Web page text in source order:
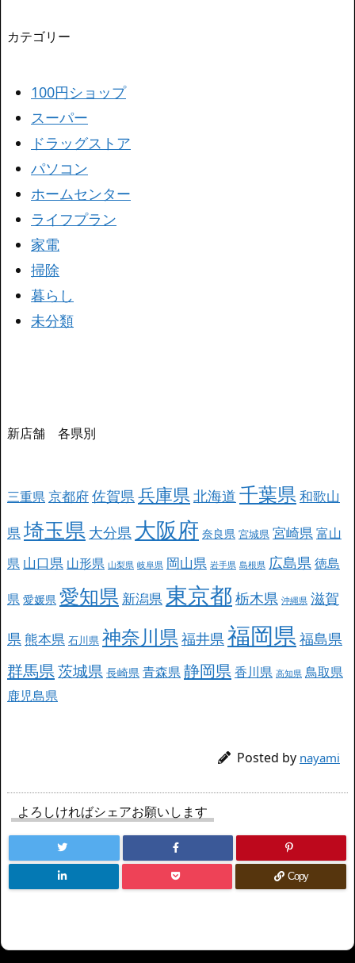
カテゴリー
100円ショップ
スーパー
ドラッグストア
パソコン
ホームセンター
ライフプラン
家電
掃除
暮らし
未分類
新店舗 各県別
三重県京都府佐賀県 兵庫県北海道 千葉県 和歌山
県 埼玉県 大分県 大阪府 奈良県 宮城県 宮崎県 富山
県 山口県 山形県 山梨県 岐阜県 岡山県 岩手県 島根県 広島県 徳島
県 愛媛県 愛知県 新潟県 東京都 栃木県 沖縄県 滋賀
県 熊本県 石川県 神奈川県 福井県 福岡県福島県
群馬県茨城県 長崎県 青森県静岡県 香川県 高知県 鳥取県
鹿児島県
Posted by nayami
よろしければシェアお願いします
Copy